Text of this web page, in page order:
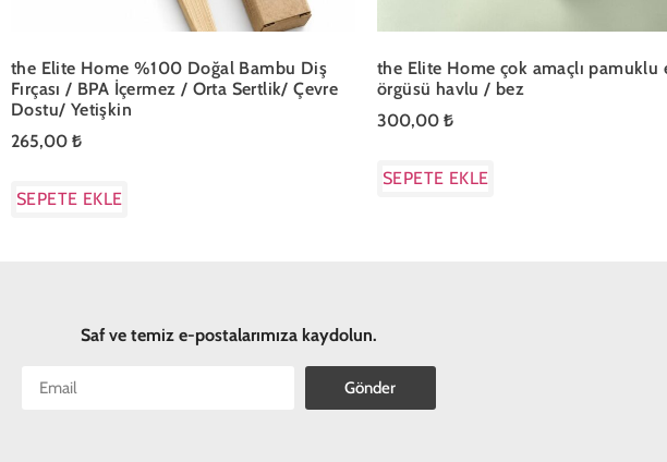
the Elite Home %100 Doğal Bambu Diş
Fırçası / BPA İçermez / Orta Sertlik/ Çevre
Dostu/ Yetişkin
265,00 ₺
SEPETE EKLE
the Elite Home çok amaçlı pamuklu
örgüsü havlu / bez
300,00 ₺
SEPETE EKLE
Saf ve temiz e-postalarımıza kaydolun.
Gönder